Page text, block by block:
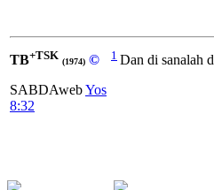
TB+TSK (1974) ©
SABDAwebYos
8:32
1 Dan di sanalah